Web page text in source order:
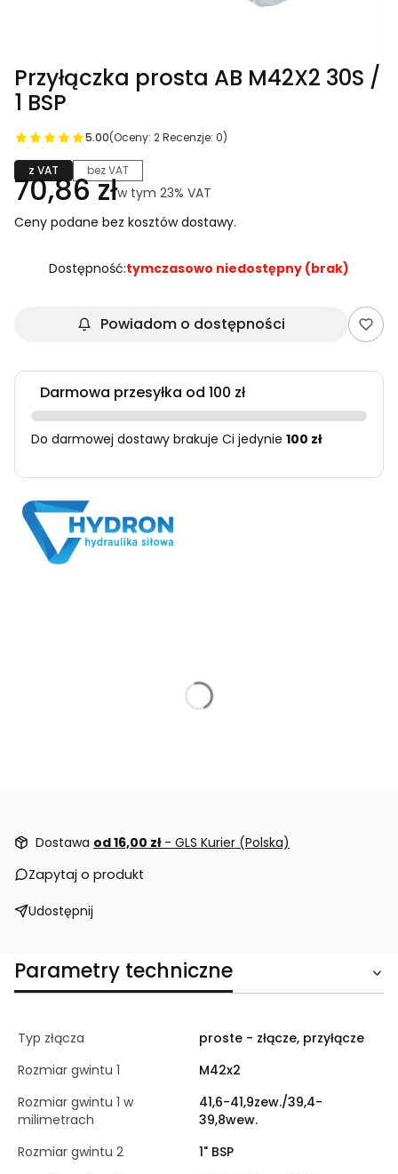
Przyłączka prosta AB M42X2 30S /
1 BSP
5.00(Oceny: 2 Recenzje: 0)
z VAT bez VAT
Cena
70,86 złw tym 23% VAT
w tym 23% VAT
Ceny podane bez kosztów dostawy.
Dostępność:tymczasowo niedostępny (brak)
Powiadom o dostępności
Darmowa przesyłka od 100 zł
Do darmowej dostawy brakuje Ci jedynie 100 zł
Dostawa od 16,00 zł - GLS Kurier (Polska)
Zapytaj o produkt
Udostępnij
Parametry techniczne
Typ złącza
proste - złącze, przyłącze
Rozmiar gwintu 1
M42x2
Rozmiar gwintu 1 w
milimetrach
41,6-41,9zew./39,4-
39,8wew.
Rozmiar gwintu 2
1" BSP